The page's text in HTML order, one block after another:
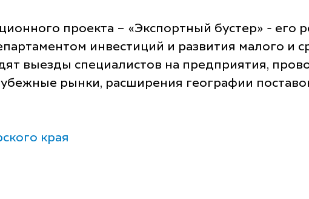
проекта – «Экспортный бустер» - его
инвестиций и развития малого и
выезды специалистов на предприятия,
рынки, расширения географии
края